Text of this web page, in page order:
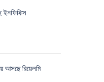
আসছে রিয়েলমি